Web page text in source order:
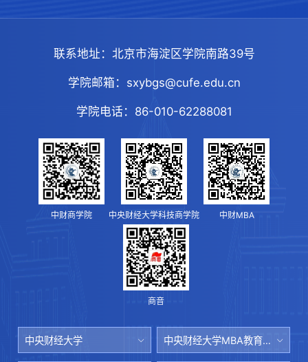
联系地址： 北京市海淀区学院南路39号
学院邮箱： sxybgs@cufe.edu.cn
学院电话： 86-010-62288081
中财商学院 中央财经大学科技商学院 中财MBA
商音
中央财经大学 中央财经大学MBA教育中心